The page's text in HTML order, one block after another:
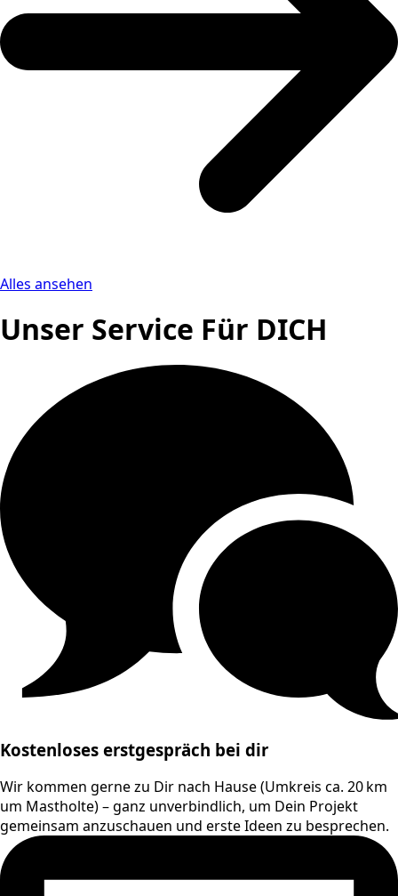
Alles ansehen
Unser Service Für DICH
Kostenloses erstgespräch bei dir
Wir kommen gerne zu Dir nach Hause (Umkreis ca. 20 km
um Mastholte) – ganz unverbindlich, um Dein Projekt
gemeinsam anzuschauen und erste Ideen zu besprechen.